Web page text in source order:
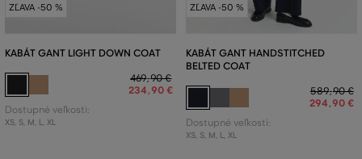
ZĽAVA -50 %
KABÁT GANT LIGHT DOWN COAT
469,90 €
234,90 €
Dostupné veľkosti:
XS, S, M, L, XL
ZĽAVA -50 %
KABÁT GANT HANDSTITCHED
BELTED COAT
589,90 €
294,90 €
Dostupné veľkosti:
XS, S, M, L, XL